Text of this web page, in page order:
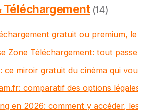
Téléchargement (14)
gratuit ou premium, le
Zone Téléchargement: tout passe
ce miroir gratuit du cinéma qui vous
comparatif des options légales
en 2026: comment y accéder, les